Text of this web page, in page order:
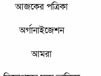
আজকের পত্রিকা
অর্গানাইজেশন
আমরা